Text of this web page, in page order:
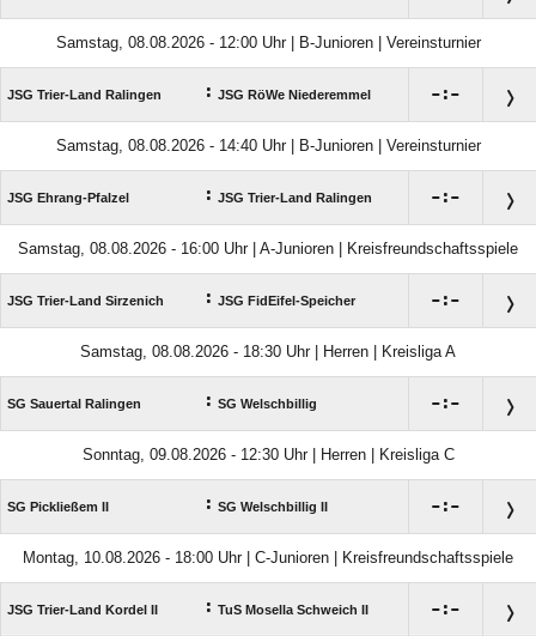
Samstag, 08.08.2026 - 12:00 Uhr | B-Junioren | Vereinsturnier
JSG Trier-Land Ralingen : JSG RöWe Niederemmel :
Samstag, 08.08.2026 - 14:40 Uhr | B-Junioren | Vereinsturnier
JSG Ehrang-Pfalzel : JSG Trier-Land Ralingen :
Samstag, 08.08.2026 - 16:00 Uhr | A-Junioren | Kreisfreundschaftsspiele
JSG Trier-Land Sirzenich : JSG FidEifel-Speicher :
Samstag, 08.08.2026 - 18:30 Uhr | Herren | Kreisliga A
SG Sauertal Ralingen : SG Welschbillig :
Sonntag, 09.08.2026 - 12:30 Uhr | Herren | Kreisliga C
SG Pickließem II : SG Welschbillig II :
Montag, 10.08.2026 - 18:00 Uhr | C-Junioren | Kreisfreundschaftsspiele
JSG Trier-Land Kordel II : TuS Mosella Schweich II :